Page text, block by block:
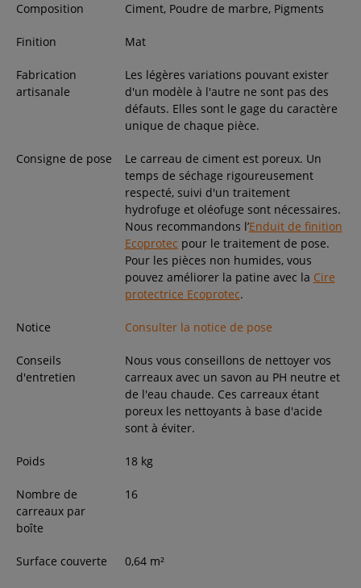
Composition Ciment, Poudre de marbre, Pigments
Finition Mat
Fabrication
artisanale
Les légères variations pouvant exister
d'un modèle à l'autre ne sont pas des
défauts. Elles sont le gage du caractère
unique de chaque pièce.
Consigne de pose
Le carreau de ciment est poreux. Un
temps de séchage rigoureusement
respecté, suivi d'un traitement
hydrofuge et oléofuge sont nécessaires.
Nous recommandons l’Enduit de finition
Ecoprotec pour le traitement de pose.
Pour les pièces non humides, vous
pouvez améliorer la patine avec la Cire
protectrice Ecoprotec.
Notice Consulter la notice de pose
Conseils
d'entretien
Nous vous conseillons de nettoyer vos
carreaux avec un savon au PH neutre et
de l'eau chaude. Ces carreaux étant
poreux les nettoyants à base d'acide
sont à éviter.
Poids 18kg
Nombre de
carreaux par
boîte
16
Surface couverte 0,64m²